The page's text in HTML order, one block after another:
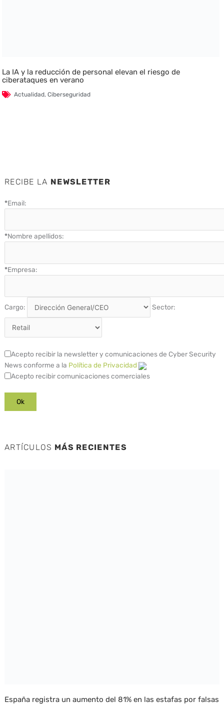
La IA y la reducción de personal elevan el riesgo de
ciberataques en verano
Actualidad,Ciberseguridad
RECIBE LA NEWSLETTER
*Email:
*Nombre apellidos:
*Empresa:
Cargo: Sector:
Acepto recibir la newsletter y comunicaciones de Cyber Security
News conforme a la Política de Privacidad
Acepto recibir comunicaciones comerciales
ARTÍCULOS MÁS RECIENTES
España registra un aumento del 81% en las estafas por falsas